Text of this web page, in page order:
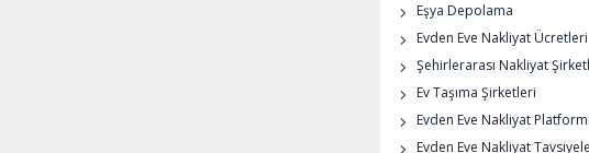
Eşya Depolama
Evden Eve Nakliyat Ücretleri
Şehirlerarası Nakliyat
Ev Taşıma Şirketleri
Evden Eve Nakliyat
Evden Eve Nakliyat